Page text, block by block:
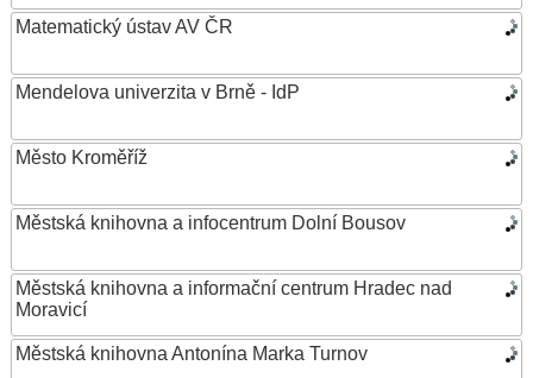
Matematický ústav AV ČR
Mendelova univerzita v Brně - IdP
Město Kroměříž
Městská knihovna a infocentrum Dolní Bousov
Městská knihovna a informační centrum Hradec nad
Moravicí
Městská knihovna Antonína Marka Turnov